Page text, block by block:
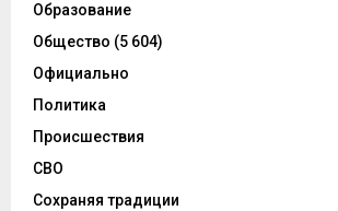
Образование
Общество (5 604)
Официально
Политика
Происшествия
СВО
Сохраняя традиции